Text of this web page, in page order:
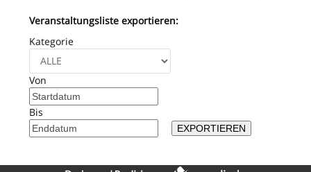
Veranstaltungsliste exportieren:
Kategorie
Von
Bis